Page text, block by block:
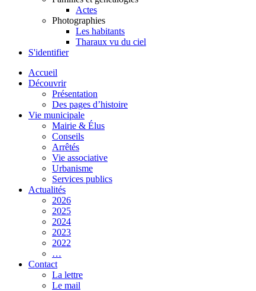
Actes
Photographies
Les habitants
Tharaux vu du ciel
S'identifier
Accueil
Découvrir
Présentation
Des pages d’histoire
Vie municipale
Mairie & Élus
Conseils
Arrêtés
Vie associative
Urbanisme
Services publics
Actualités
2026
2025
2024
2023
2022
…
Contact
La lettre
Le mail